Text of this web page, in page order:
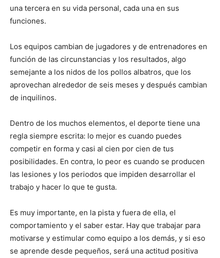
una tercera en su vida personal, cada una en sus
funciones.
Los equipos cambian de jugadores y de entrenadores en
función de las circunstancias y los resultados, algo
semejante a los nidos de los pollos albatros, que los
aprovechan alrededor de seis meses y después cambian
de inquilinos.
Dentro de los muchos elementos, el deporte tiene una
regla siempre escrita: lo mejor es cuando puedes
competir en forma y casi al cien por cien de tus
posibilidades. En contra, lo peor es cuando se producen
las lesiones y los periodos que impiden desarrollar el
trabajo y hacer lo que te gusta.
Es muy importante, en la pista y fuera de ella, el
comportamiento y el saber estar. Hay que trabajar para
motivarse y estimular como equipo a los demás, y si eso
se aprende desde pequeños, será una actitud positiva